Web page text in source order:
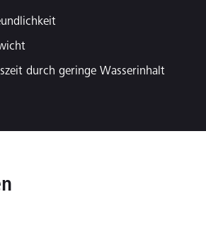
durch geringe Wasserinhalt